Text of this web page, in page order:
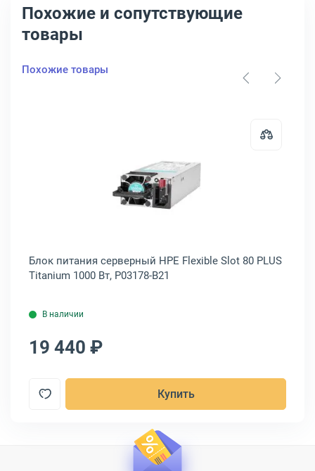
Похожие и сопутствующие
товары
Похожие товары
для ПК Asus ROG-LOKI-750P-SFX-L-GAMING SFX-L 80 PLUS
Открыть товар: Блок питания
Блок питания серверный HPE Flexible Slot 80 PLUS
Titanium 1000 Вт, P03178-B21
В наличии
19 440 ₽
Купить